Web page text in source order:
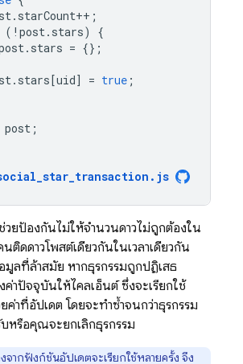
. starCount++ ;
( ! post. stars)
{
. stars = {};
. stars[uid] = true ;
post ;
. js
วยป้องกันไม่ให้จำนวนดาวไม่ถูกต้องใน
ดดาวโพสต์เดียวกันในเวลาเดียวกัน
มูลที่ล้าสมัย หากธุรกรรมถูกปฏิเสธ
ค่าปัจจุบันให้ไคลเอ็นต์ ซึ่งจะเรียกใช้
ค่าที่อัปเดต โดยจะทำซ้ำจนกว่าธุรกรรม
หรือคุณจะยกเลิกธุรกรรม
จากฟังก์ชันอัปเดตจะเรียกใช้หลายครั้ง จึง